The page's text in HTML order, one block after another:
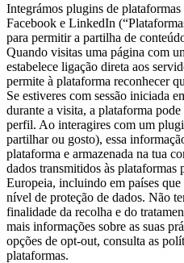
Integrámos plugins de
Facebook e LinkedIn
para permitir a partilha de
Quando visitas uma página com
estabelece ligação direta aos
permite à plataforma reconhecer
Se estiveres com sessão iniciada
durante a visita, a plataforma
perfil. Ao interagires com um
partilhar ou gosto), essa
plataforma e armazenada na tua
dados transmitidos às
Europeia, incluindo em países
nível de proteção de dados. Não
finalidade da recolha e do
mais informações sobre as suas
opções de opt-out, consulta as
plataformas.